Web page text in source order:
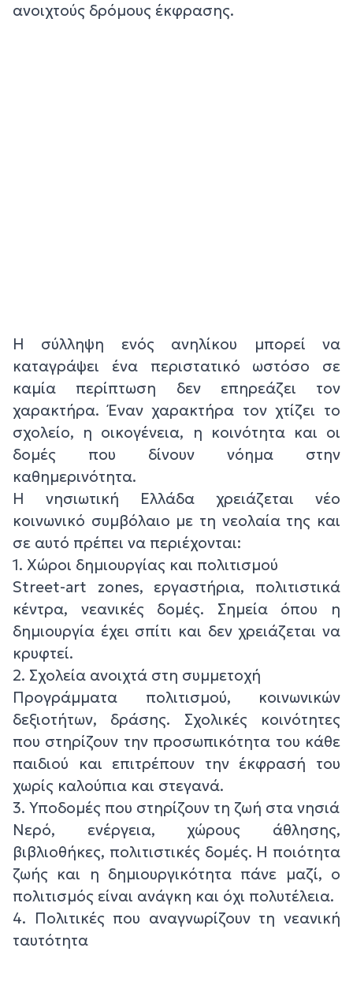
ανοιχτούς δρόμους έκφρασης.
Η σύλληψη ενός ανηλίκου μπορεί να
καταγράψει ένα περιστατικό ωστόσο σε
καμία περίπτωση δεν επηρεάζει τον
χαρακτήρα. Έναν χαρακτήρα τον χτίζει το
σχολείο, η οικογένεια, η κοινότητα και οι
δομές που δίνουν νόημα στην
καθημερινότητα.
Η νησιωτική Ελλάδα χρειάζεται νέο
κοινωνικό συμβόλαιο με τη νεολαία της και
σε αυτό πρέπει να περιέχονται:
1. Χώροι δημιουργίας και πολιτισμού
Street-art zones, εργαστήρια, πολιτιστικά
κέντρα, νεανικές δομές. Σημεία όπου η
δημιουργία έχει σπίτι και δεν χρειάζεται να
κρυφτεί.
2. Σχολεία ανοιχτά στη συμμετοχή
Προγράμματα πολιτισμού, κοινωνικών
δεξιοτήτων, δράσης. Σχολικές κοινότητες
που στηρίζουν την προσωπικότητα του κάθε
παιδιού και επιτρέπουν την έκφρασή του
χωρίς καλούπια και στεγανά.
3. Υποδομές που στηρίζουν τη ζωή στα νησιά
Νερό, ενέργεια, χώρους άθλησης,
βιβλιοθήκες, πολιτιστικές δομές. Η ποιότητα
ζωής και η δημιουργικότητα πάνε μαζί, ο
πολιτισμός είναι ανάγκη και όχι πολυτέλεια.
4. Πολιτικές που αναγνωρίζουν τη νεανική
ταυτότητα